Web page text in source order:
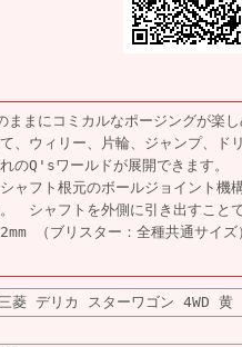
ままにコミカルなポージングが楽
、ウィリー、片輪、ジャンプ、ド
のQ'sワールドが展開できます
フト根元のボールジョイント機
シャフトを外側に引き出すこ
（ブリスター：全種共通サイズ
菱 デリカ スターワゴン 4WD 黄